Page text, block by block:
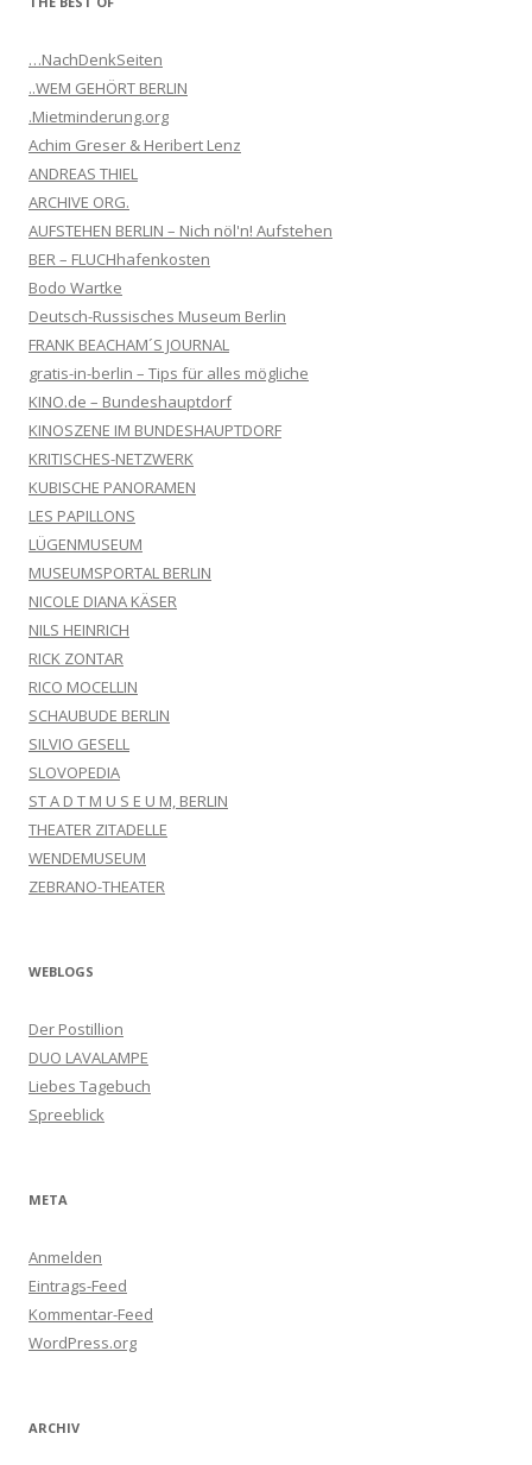
…NachDenkSeiten
..WEM GEHÖRT BERLIN
.Mietminderung.org
Achim Greser & Heribert Lenz
ANDREAS THIEL
ARCHIVE ORG.
AUFSTEHEN BERLIN – Nich nöl'n! Aufstehen
BER – FLUCHhafenkosten
Bodo Wartke
Deutsch-Russisches Museum Berlin
FRANK BEACHAM´S JOURNAL
gratis-in-berlin – Tips für alles mögliche
KINO.de – Bundeshauptdorf
KINOSZENE IM BUNDESHAUPTDORF
KRITISCHES-NETZWERK
KUBISCHE PANORAMEN
LES PAPILLONS
LÜGENMUSEUM
MUSEUMSPORTAL BERLIN
NICOLE DIANA KÄSER
NILS HEINRICH
RICK ZONTAR
RICO MOCELLIN
SCHAUBUDE BERLIN
SILVIO GESELL
SLOVOPEDIA
ST A D T M U S E U M, BERLIN
THEATER ZITADELLE
WENDEMUSEUM
ZEBRANO-THEATER
WEBLOGS
Der Postillion
DUO LAVALAMPE
Liebes Tagebuch
Spreeblick
META
Anmelden
Eintrags-Feed
Kommentar-Feed
WordPress.org
ARCHIV